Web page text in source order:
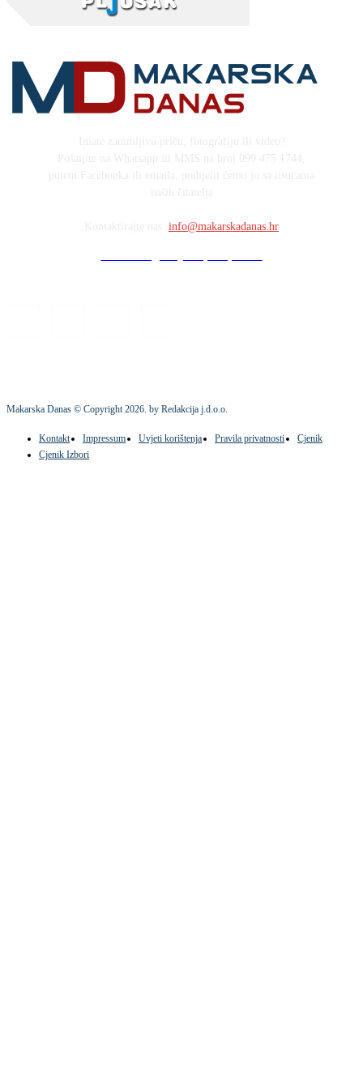
info@makarskadanas.hr
Makarska Danas © Copyright2026. by Redakcija j.d.o.o.
Kontakt Impressum Uvjeti korištenja Pravila privatnosti
Cjenik
Cjenik Izbori